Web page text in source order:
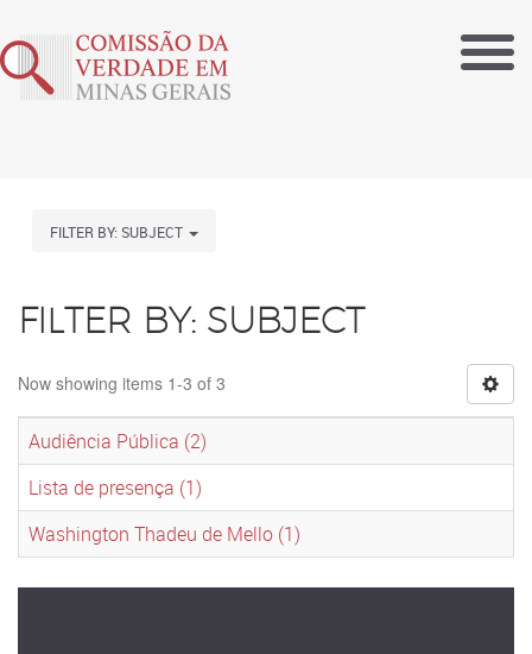
FILTER BY: SUBJECT
FILTER BY: SUBJECT
Now showing items 1-3 of 3
Audiência Pública (2)
Lista de presença (1)
Washington Thadeu de Mello (1)